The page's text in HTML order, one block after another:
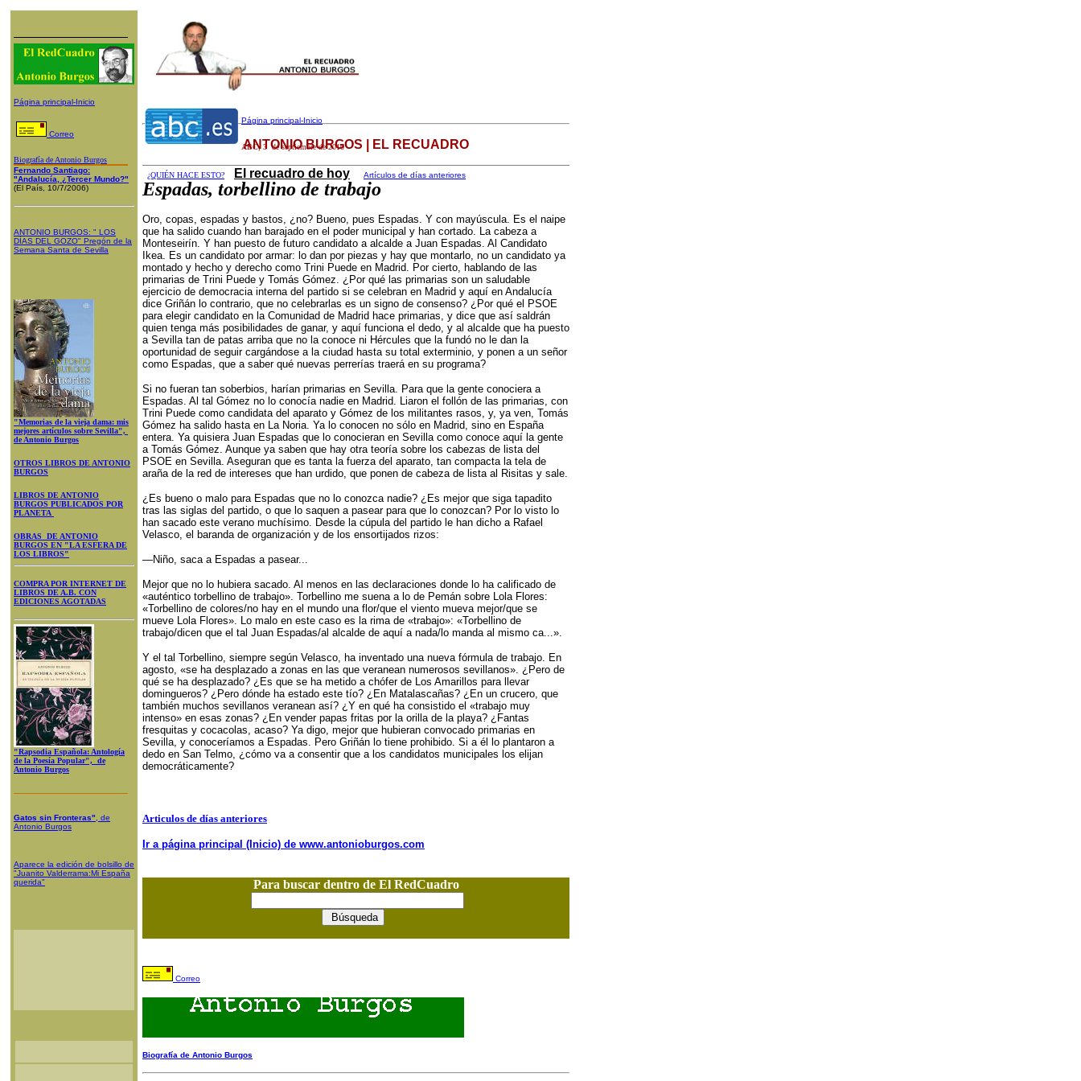
Página principal-Inicio
Correo
Biografía de Antonio Burgos
Fernando Santiago:
"Andalucía, ¿Tercer Mundo?"
(El País, 10/7/2006)
ANTONIO BURGOS: " LOS
DÍAS DEL GOZO" Pregón de la
Semana Santa de Sevilla
"Memorias de la vieja dama: mis
mejores artículos sobre Sevilla",
de Antonio Burgos
OTROS LIBROS DE ANTONIO
BURGOS
LIBROS DE ANTONIO
BURGOS PUBLICADOS POR
PLANETA
OBRAS DE ANTONIO
BURGOS EN "LA ESFERA DE
LOS LIBROS"
COMPRA POR INTERNET DE
LIBROS DE A.B. CON
EDICIONES AGOTADAS
"Rapsodia Española: Antología
de la Poesía Popular", de
Antonio Burgos
Gatos sin Fronteras" , de
Antonio Burgos
Aparece la edición de bolsillo de
"Juanito Valderrama:Mi España
querida"
Página principal-Inicio
ABC, 3de septiembre de 2010
¿QUIÉN HACE ESTO? El recuadro de hoy Artículos de días anteriores
ANTONIO BURGOS | EL RECUADRO
Espadas, torbellino de trabajo
Oro, copas, espadas y bastos, ¿no? Bueno, pues Espadas. Y con mayúscula. Es el naipe
que ha salido cuando han barajado en el poder municipal y han cortado. La cabeza a
Monteseirín. Y han puesto de futuro candidato a alcalde a Juan Espadas. Al Candidato
Ikea. Es un candidato por armar: lo dan por piezas y hay que montarlo, no un candidato ya
montado y hecho y derecho como Trini Puede en Madrid. Por cierto, hablando de las
primarias de Trini Puede y Tomás Gómez. ¿Por qué las primarias son un saludable
ejercicio de democracia interna del partido si se celebran en Madrid y aquí en Andalucía
dice Griñán lo contrario, que no celebrarlas es un signo de consenso? ¿Por qué el PSOE
para elegir candidato en la Comunidad de Madrid hace primarias, y dice que así saldrán
quien tenga más posibilidades de ganar, y aquí funciona el dedo, y al alcalde que ha puesto
a Sevilla tan de patas arriba que no la conoce ni Hércules que la fundó no le dan la
oportunidad de seguir cargándose a la ciudad hasta su total exterminio, y ponen a un señor
como Espadas, que a saber qué nuevas perrerías traerá en su programa?
Si no fueran tan soberbios, harían primarias en Sevilla. Para que la gente conociera a
Espadas. Al tal Gómez no lo conocía nadie en Madrid. Liaron el follón de las primarias, con
Trini Puede como candidata del aparato y Gómez de los militantes rasos, y, ya ven, Tomás
Gómez ha salido hasta en La Noria. Ya lo conocen no sólo en Madrid, sino en España
entera. Ya quisiera Juan Espadas que lo conocieran en Sevilla como conoce aquí la gente
a Tomás Gómez. Aunque ya saben que hay otra teoría sobre los cabezas de lista del
PSOE en Sevilla. Aseguran que es tanta la fuerza del aparato, tan compacta la tela de
araña de la red de intereses que han urdido, que ponen de cabeza de lista al Risitas y sale.
¿Es bueno o malo para Espadas que no lo conozca nadie? ¿Es mejor que siga tapadito
tras las siglas del partido, o que lo saquen a pasear para que lo conozcan? Por lo visto lo
han sacado este verano muchísimo. Desde la cúpula del partido le han dicho a Rafael
Velasco, el baranda de organización y de los ensortijados rizos:
—Niño, saca a Espadas a pasear...
Mejor que no lo hubiera sacado. Al menos en las declaraciones donde lo ha calificado de
«auténtico torbellino de trabajo». Torbellino me suena a lo de Pemán sobre Lola Flores:
«Torbellino de colores/no hay en el mundo una flor/que el viento mueva mejor/que se
mueve Lola Flores». Lo malo en este caso es la rima de «trabajo»: «Torbellino de
trabajo/dicen que el tal Juan Espadas/al alcalde de aquí a nada/lo manda al mismo ca...».
Y el tal Torbellino, siempre según Velasco, ha inventado una nueva fórmula de trabajo. En
agosto, «se ha desplazado a zonas en las que veranean numerosos sevillanos». ¿Pero de
qué se ha desplazado? ¿Es que se ha metido a chófer de Los Amarillos para llevar
domingueros? ¿Pero dónde ha estado este tío? ¿En Matalascañas? ¿En un crucero, que
también muchos sevillanos veranean así? ¿Y en qué ha consistido el «trabajo muy
intenso» en esas zonas? ¿En vender papas fritas por la orilla de la playa? ¿Fantas
fresquitas y cocacolas, acaso? Ya digo, mejor que hubieran convocado primarias en
Sevilla, y conoceríamos a Espadas. Pero Griñán lo tiene prohibido. Si a él lo plantaron a
dedo en San Telmo, ¿cómo va a consentir que a los candidatos municipales los elijan
democráticamente?
Articulos de días anteriores
Ir a página principal (Inicio) de www.antonioburgos.com
Para buscar dentro de El RedCuadro
Correo
Biografía de Antonio Burgos